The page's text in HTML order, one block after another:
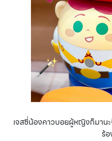
เจสซี่น้องคาวบอยผู้หญิงก็มานะ
ร้